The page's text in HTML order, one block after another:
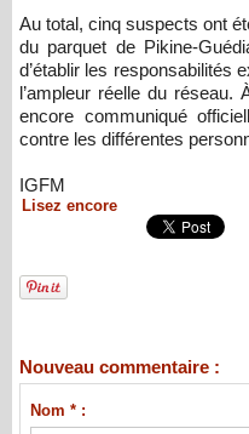
Au total, cinq suspects ont
du parquet de Pikine-
d’établir les responsabilités
l’ampleur réelle du réseau.
encore communiqué
contre les différentes
IGFM
Lisez encore
Nouveau commentaire :
Nom * :